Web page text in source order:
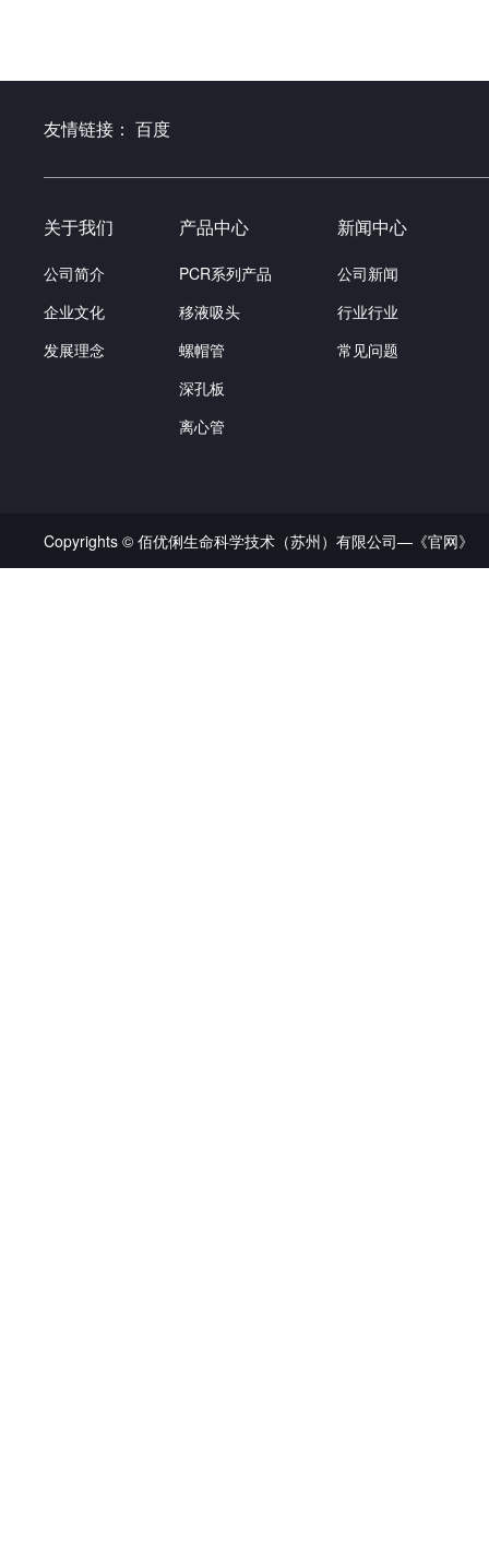
友情链接： 百度
关于我们
公司简介
企业文化
发展理念
产品中心
PCR系列产品
移液吸头
螺帽管
深孔板
离心管
新闻中心
公司新闻
行业行业
常见问题
Copyrights © 佰优俐生命科学技术（苏州）有限公司—《官网》